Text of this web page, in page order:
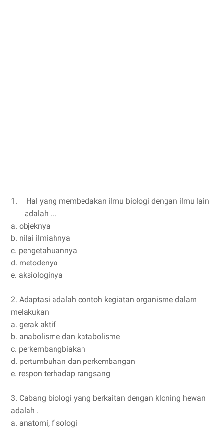
1.
Hal yang membedakan ilmu biologi dengan ilmu lain
adalah ...
a. objeknya
b. nilai ilmiahnya
c. pengetahuannya
d. metodenya
e. aksiologinya
2. Adaptasi adalah contoh kegiatan organisme dalam
melakukan
a. gerak aktif
b. anabolisme dan katabolisme
c. perkembangbiakan
d. pertumbuhan dan perkembangan
e. respon terhadap rangsang
3. Cabang biologi yang berkaitan dengan kloning hewan
adalah .
a. anatomi, fisologi